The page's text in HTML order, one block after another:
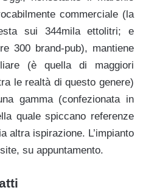
commerciale (la
sui 344mila ettolitri; e
300 brand-pub), mantiene
(è quella di maggiori
le realtà di questo genere)
gamma (confezionata in
quale spiccano referenze
altra ispirazione. L’impianto
su appuntamento.